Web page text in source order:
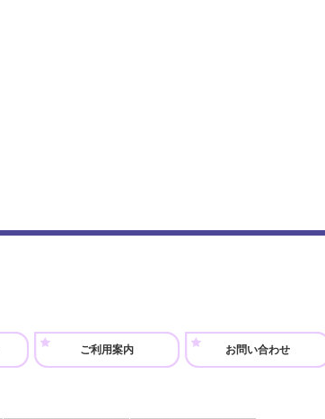
ご利用案内 お問い合わせ